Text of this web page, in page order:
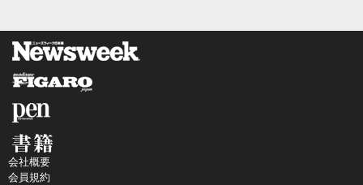
会社概要
会員規約